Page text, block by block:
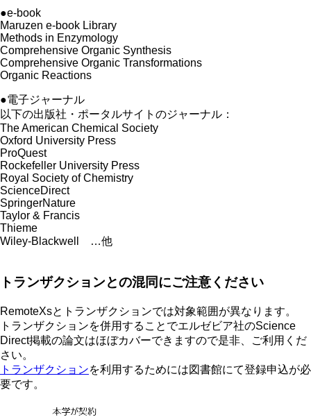
●e-book
Maruzen e-book Library
Methods in Enzymology
Comprehensive Organic Synthesis
Comprehensive Organic Transformations
Organic Reactions
●電子ジャーナル
以下の出版社・ポータルサイトのジャーナル：
The American Chemical Society
Oxford University Press
ProQuest
Rockefeller University Press
Royal Society of Chemistry
ScienceDirect
SpringerNature
Taylor & Francis
Thieme
Wiley-Blackwell …他
トランザクションとの混同にご注意ください
RemoteXsとトランザクションでは対象範囲が異なります。
トランザクションを併用することでエルゼビア社のScience
Direct掲載の論文はほぼカバーできますので是非、ご利用くだ
さい。
トランザクションを利用するためには図書館にて登録申込が必
要です。